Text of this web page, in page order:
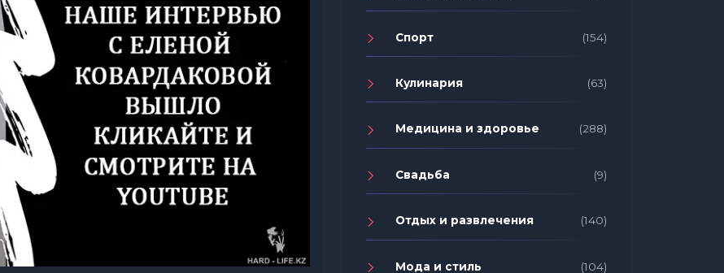
Спорт (154)
Кулинария (63)
Медицина и здоровье (288)
Свадьба (9)
Отдых и развлечения (140)
Мода и стиль (104)